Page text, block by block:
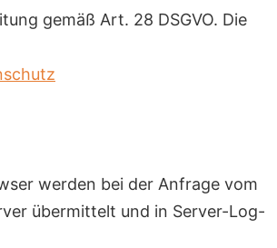
gemäß Art. 28 DSGVO. Die
werden bei der Anfrage vom
übermittelt und in Server-Log-